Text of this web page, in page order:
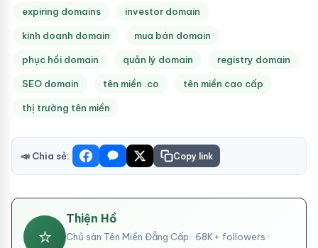
expiring domains investor domain
kinh doanh domain mua bán domain
phục hồi domain quản lý domain registry domain
SEO domain tên miền .co tên miền cao cấp
thị trường tên miền
📣 Chia sẻ: Copy link
⭐
Thiện Hồ
Chủ sàn Tên Miền Đẳng Cấp · 68K+ followers ·